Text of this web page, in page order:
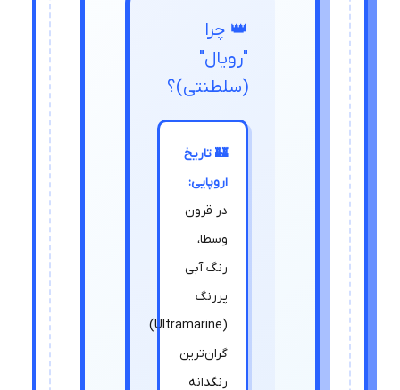
👑 چرا
"رویال"
(سلطنتی)؟
🏰 تاریخ
اروپایی:
در قرون
وسطا،
رنگ آبی
پررنگ
(Ultramarine)
گران‌ترین
رنگدانه